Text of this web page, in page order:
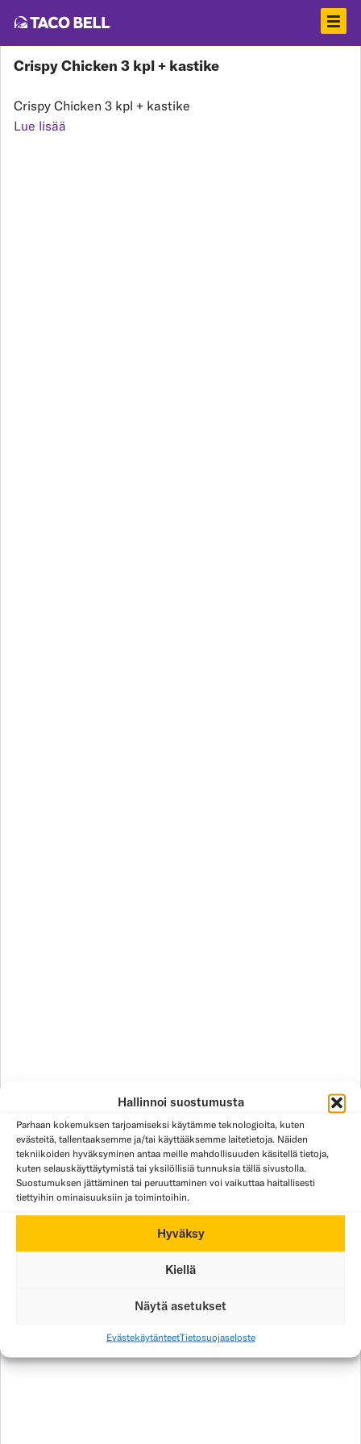
Hallinnoi suostumusta
Parhaan kokemuksen tarjoamiseksi käytämme teknologioita, kuten
evästeitä, tallentaaksemme ja/tai käyttääksemme laitetietoja. Näiden
tekniikoiden hyväksyminen antaa meille mahdollisuuden käsitellä tietoja,
kuten selauskäyttäytymistä tai yksilöllisiä tunnuksia tällä sivustolla.
Suostumuksen jättäminen tai peruuttaminen voi vaikuttaa haitallisesti
tiettyihin ominaisuuksiin ja toimintoihin.
Hyväksy
Kiellä
Näytä asetukset
EvästekäytänteetTietosuojaseloste
Crispy Chicken 3 kpl + kastike
Crispy Chicken 3 kpl + kastike
Lue lisää